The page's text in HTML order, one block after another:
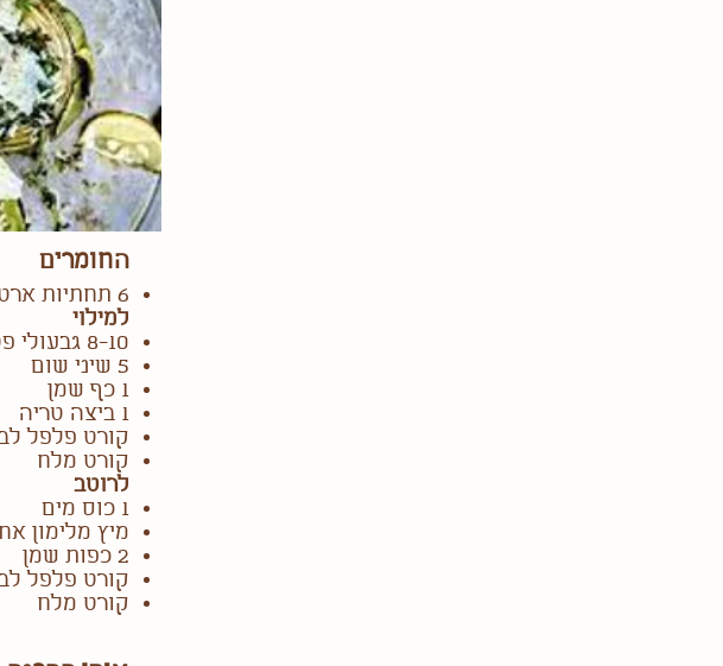
החומרים
6 תחתיות ארטישוק
למילוי
8-10 גבעולי פטרוזיליה
5 שיני שום
1 כף שמן
1 ביצה טריה
קורט פלפל
קורט מלח
לרוטב
1 כוס מים
מיץ מלימון
2 כפות שמן
קורט פלפל
קורט מלח